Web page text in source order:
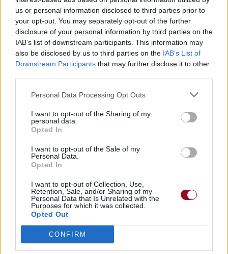
us or personal information disclosed to third parties prior to
your opt-out. You may separately opt-out of the further
disclosure of your personal information by third parties on the
IAB’s list of downstream participants. This information may
also be disclosed by us to third parties on the IAB’s List of
Downstream Participants that may further disclose it to other
Personal Data Processing Opt Outs
I want to opt-out of the Sharing of my
personal data.
Opted In
I want to opt-out of the Sale of my
Personal Data.
Opted In
I want to opt-out of Collection, Use,
Retention, Sale, and/or Sharing of my
Personal Data that Is Unrelated with the
Purposes for which it was collected.
Opted Out
CONFIRM
Publié parriptie 20217
le 10 décembre 2018 à
15h47.
Chanteurs :Alec Benjamin
Albums : Narrated For You
⇑
Paroles + Traduction Téléchargement
Vidéos